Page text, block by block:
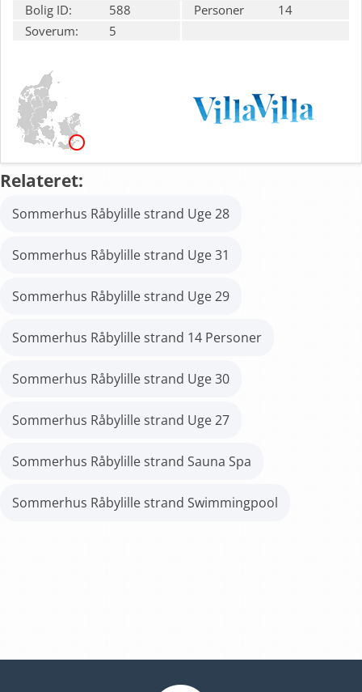
Bolig ID: 588 Personer
14
Soverum:
5
Relateret:
Sommerhus Råbylille strand Uge 28
Sommerhus Råbylille strand Uge 31
Sommerhus Råbylille strand Uge 29
Sommerhus Råbylille strand 14 Personer
Sommerhus Råbylille strand Uge 30
Sommerhus Råbylille strand Uge 27
Sommerhus Råbylille strand Sauna Spa
Sommerhus Råbylille strand Swimmingpool